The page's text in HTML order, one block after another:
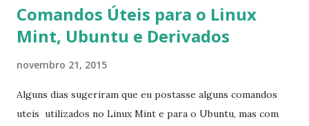
Comandos Úteis para o Linux
Mint, Ubuntu e Derivados
novembro 21, 2015
Alguns dias sugeriram que eu postasse alguns comandos
uteis utilizados no Linux Mint e para o Ubuntu, mas com